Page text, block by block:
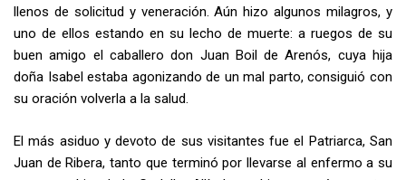
llenos de solicitud y veneración. Aún hizo algunos milagros, y
uno de ellos estando en su lecho de muerte: a ruegos de su
buen amigo el caballero don Juan Boil de Arenós, cuya hija
doña Isabel estaba agonizando de un mal parto, consiguió con
su oración volverla a la salud.
El más asiduo y devoto de sus visitantes fue el Patriarca, San
Juan de Ribera, tanto que terminó por llevarse al enfermo a su